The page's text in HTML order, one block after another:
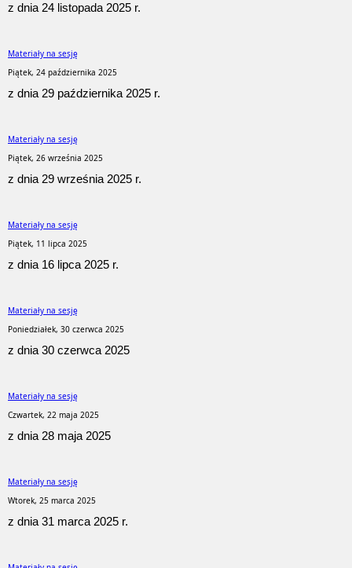
z dnia 24 listopada 2025 r.
Materiały na sesję
Piątek, 24 października 2025
z dnia 29 października 2025 r.
Materiały na sesję
Piątek, 26 września 2025
z dnia 29 września 2025 r.
Materiały na sesję
Piątek, 11 lipca 2025
z dnia 16 lipca 2025 r.
Materiały na sesję
Poniedziałek, 30 czerwca 2025
z dnia 30 czerwca 2025
Materiały na sesję
Czwartek, 22 maja 2025
z dnia 28 maja 2025
Materiały na sesję
Wtorek, 25 marca 2025
z dnia 31 marca 2025 r.